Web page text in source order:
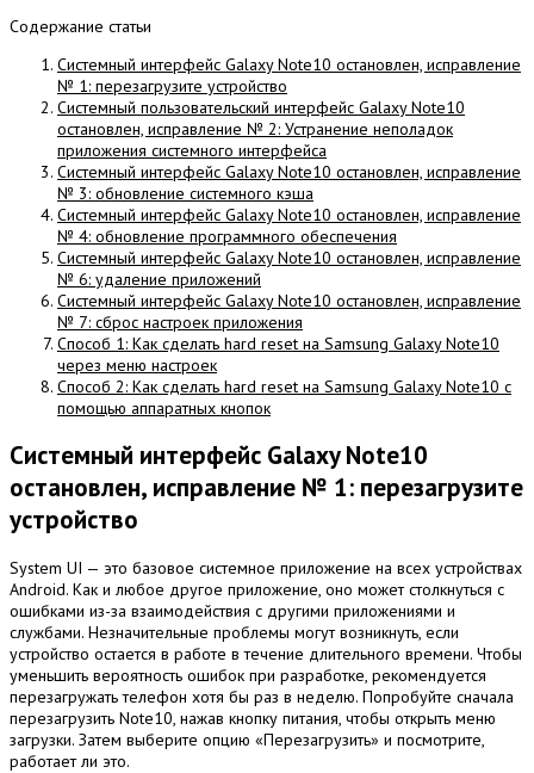
Содержание статьи
Системный интерфейс Galaxy Note10 остановлен, исправление
№ 1: перезагрузите устройство
Системный пользовательский интерфейс Galaxy Note10
остановлен, исправление № 2: Устранение неполадок
приложения системного интерфейса
Системный интерфейс Galaxy Note10 остановлен, исправление
№ 3: обновление системного кэша
Системный интерфейс Galaxy Note10 остановлен, исправление
№ 4: обновление программного обеспечения
Системный интерфейс Galaxy Note10 остановлен, исправление
№ 6: удаление приложений
Системный интерфейс Galaxy Note10 остановлен, исправление
№ 7: сброс настроек приложения
Способ 1: Как сделать hard reset на Samsung Galaxy Note10
через меню настроек
Способ 2: Как сделать hard reset на Samsung Galaxy Note10 с
помощью аппаратных кнопок
Системный интерфейс Galaxy Note10
остановлен, исправление № 1: перезагрузите
устройство
System UI — это базовое системное приложение на всех устройствах
Android. Как и любое другое приложение, оно может столкнуться с
ошибками из-за взаимодействия с другими приложениями и
службами. Незначительные проблемы могут возникнуть, если
устройство остается в работе в течение длительного времени. Чтобы
уменьшить вероятность ошибок при разработке, рекомендуется
перезагружать телефон хотя бы раз в неделю. Попробуйте сначала
перезагрузить Note10, нажав кнопку питания, чтобы открыть меню
загрузки. Затем выберите опцию «Перезагрузить» и посмотрите,
работает ли это.